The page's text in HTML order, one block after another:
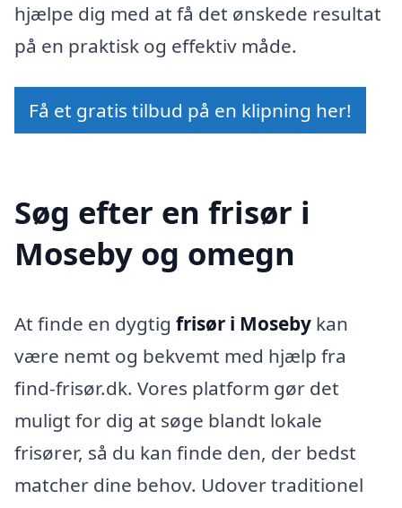
hjælpe dig med at få det ønskede resultat
på en praktisk og effektiv måde.
Få et gratis tilbud på en klipning her!
Søg efter en frisør i
Moseby og omegn
At finde en dygtig frisør i Moseby kan
være nemt og bekvemt med hjælp fra
find-frisør.dk. Vores platform gør det
muligt for dig at søge blandt lokale
frisører, så du kan finde den, der bedst
matcher dine behov. Udover traditionel